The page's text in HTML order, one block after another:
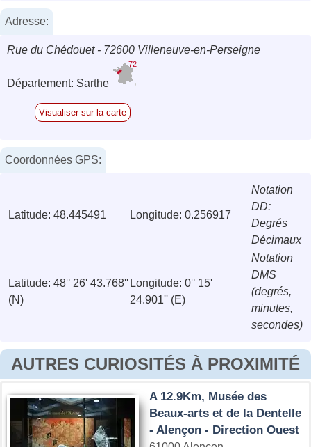
Adresse:
Rue du Chédouet - 72600 Villeneuve-en-Perseigne
Département: Sarthe
72
Visualiser sur la carte
Coordonnées GPS:
Latitude: 48.445491 Longitude: 0.256917
Notation
DD:
Degrés
Décimaux
Latitude: 48° 26' 43.768''
(N)
Longitude: 0° 15'
24.901'' (E)
Notation
DMS
(degrés,
minutes,
secondes)
AUTRES CURIOSITÉS À PROXIMITÉ
A 12.9Km, Musée des
Beaux-arts et de la Dentelle
- Alençon - Direction Ouest